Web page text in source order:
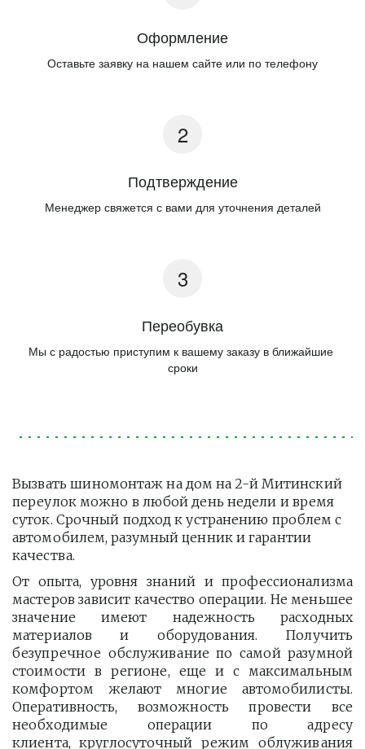
Оформление
Оставьте заявку на нашем сайте или по телефону
Подтверждение
Менеджер свяжется с вами для уточнения деталей
Переобувка
Мы с радостью приступим к вашему заказу в ближайшие
сроки
Вызвать шиномонтаж на дом на 2-й Митинский
переулок можно в любой день недели и время
суток. Срочный подход к устранению проблем с
автомобилем, разумный ценник и гарантии
качества.
От опыта, уровня знаний и профессионализма
мастеров зависит качество операции. Не меньшее
значение имеют надежность расходных
материалов и оборудования. Получить
безупречное обслуживание по самой разумной
стоимости в регионе, еще и с максимальным
комфортом желают многие автомобилисты.
Оперативность, возможность провести все
необходимые операции по адресу
клиента, круглосуточный режим облуживания